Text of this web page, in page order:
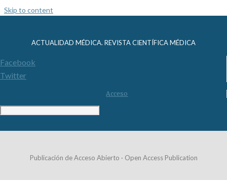
Skip to content
ACTUALIDAD MÉDICA. REVISTA CIENTÍFICA MÉDICA
Facebook
Twitter
Acceso
Publicación de Acceso Abierto · Open Access Publication